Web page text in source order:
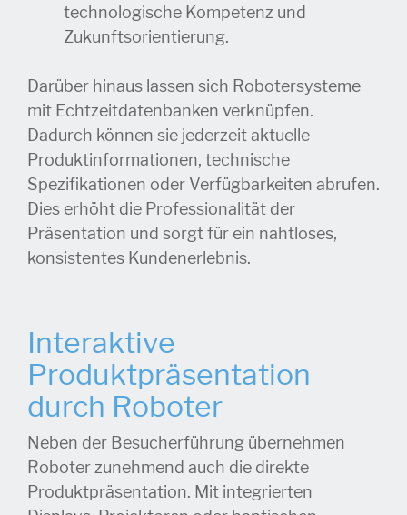
technologische Kompetenz und
Zukunftsorientierung.
Darüber hinaus lassen sich Robotersysteme
mit Echtzeitdatenbanken verknüpfen.
Dadurch können sie jederzeit aktuelle
Produktinformationen, technische
Spezifikationen oder Verfügbarkeiten abrufen.
Dies erhöht die Professionalität der
Präsentation und sorgt für ein nahtloses,
konsistentes Kundenerlebnis.
Interaktive
Produktpräsentation
durch Roboter
Neben der Besucherführung übernehmen
Roboter zunehmend auch die direkte
Produktpräsentation. Mit integrierten